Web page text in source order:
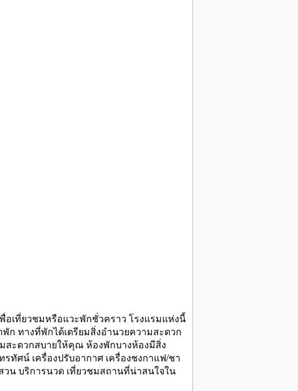
เที่ยวชมหรือแวะพักชั่วคราว โรงแรมแห่งนี้
ก ทางที่พักได้เตรียมสิ่งอำนวยความสะดวก
สะดวกสบายให้คุณ ห้องพักบางห้องมีสิ่ง
ทัศน์ เครื่องปรับอากาศ เครื่องชงกาแฟ/ชา
วน บริการนวด เที่ยวชมสถานที่น่าสนใจใน